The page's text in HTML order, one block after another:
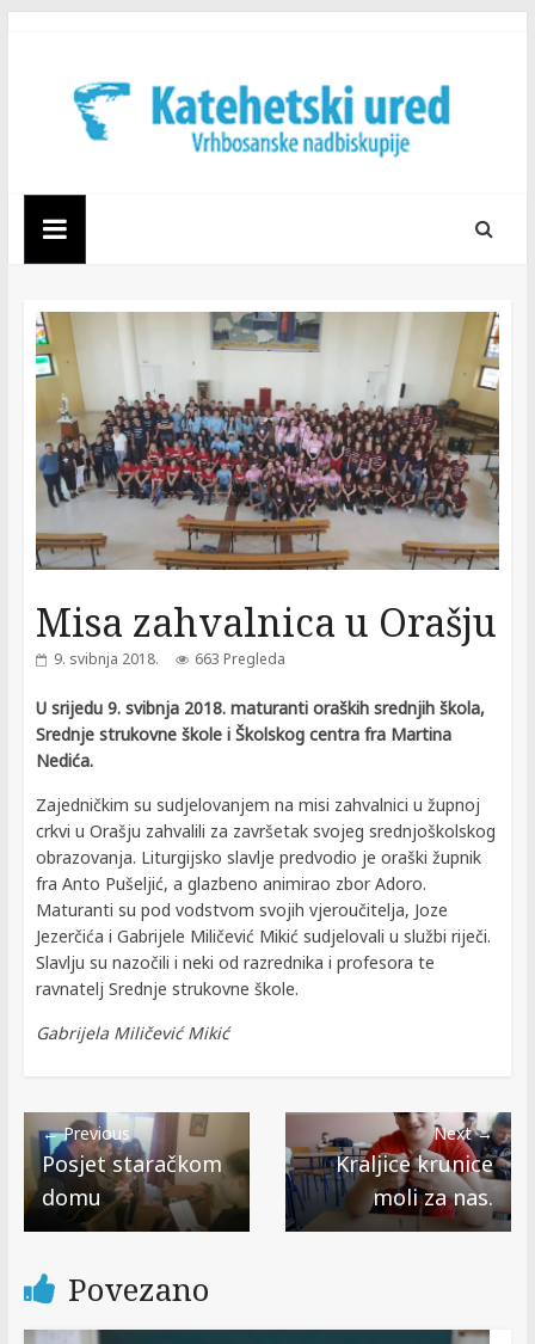
Katehetski
ured
Vrhbosanske
nadbiskupije
Misa zahvalnica u Orašju
9. svibnja 2018. 663 Pregleda
U srijedu 9. svibnja 2018. maturanti oraških srednjih škola,
Srednje strukovne škole i Školskog centra fra Martina
Nedića.
Zajedničkim su sudjelovanjem na misi zahvalnici u župnoj
crkvi u Orašju zahvalili za završetak svojeg srednjoškolskog
obrazovanja. Liturgijsko slavlje predvodio je oraški župnik
fra Anto Pušeljić, a glazbeno animirao zbor Adoro.
Maturanti su pod vodstvom svojih vjeroučitelja, Joze
Jezerčića i Gabrijele Miličević Mikić sudjelovali u službi riječi.
Slavlju su nazočili i neki od razrednika i profesora te
ravnatelj Srednje strukovne škole.
Gabrijela Miličević Mikić
← Previous
Posjet staračkom
domu
Next →
Kraljice krunice
moli za nas.
Povezano